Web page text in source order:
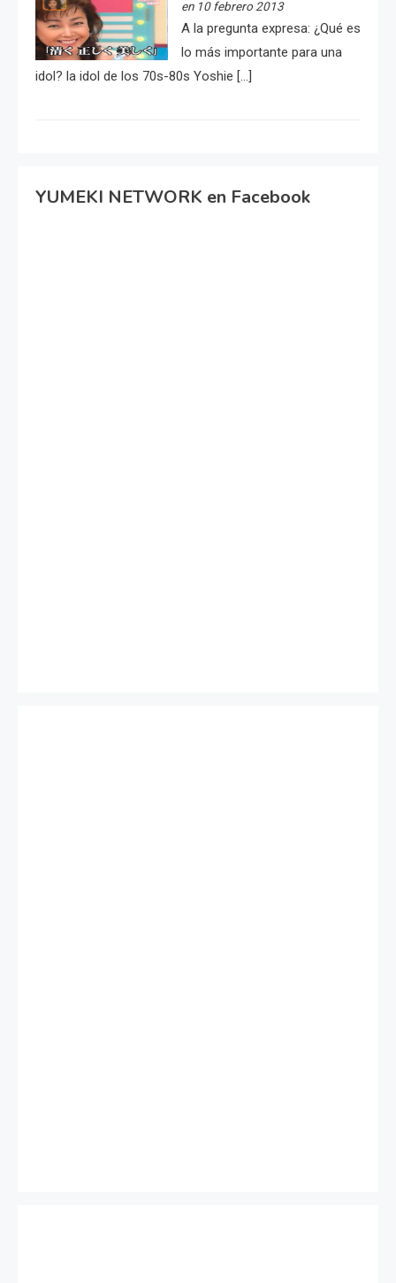
en 10 febrero 2013
A la pregunta expresa: ¿Qué es
lo más importante para una
idol? la idol de los 70s-80s Yoshie […]
YUMEKI NETWORK en Facebook